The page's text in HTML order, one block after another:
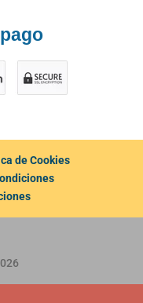
de Cookies